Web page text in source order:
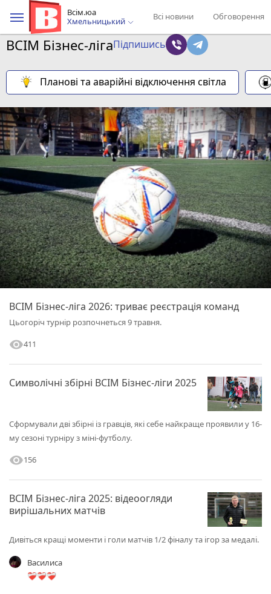
Всім.юа
Хмельницький
Всі новини Обговорення
ВСІМ Бізнес-лігаПідпишись
Планові та аварійні відключення світла
ВСІМ Бізнес-ліга 2026: триває реєстрація команд
Цьогоріч турнір розпочнеться 9 травня.
visibility411
Символічні збірні ВСІМ Бізнес-ліги 2025
Сформували дві збірні із гравців, які себе найкраще проявили у 16-
му сезоні турніру з міні-футболу.
visibility156
ВСІМ Бізнес-ліга 2025: відеоогляди
вирішальних матчів
Дивіться кращі моменти і голи матчів 1/2 фіналу та ігор за медалі.
Василиса
❤️‍🩹❤️‍🩹❤️‍🩹